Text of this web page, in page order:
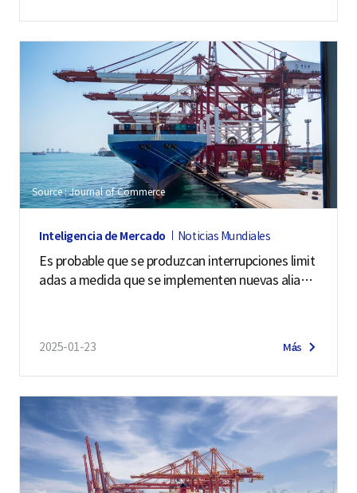
Source : Journal of Commerce
Inteligencia de Mercado Noticias Mundiales
Es probable que se produzcan interrupciones limit
adas a medida que se implementen nuevas alianz
2025-01-23 Más